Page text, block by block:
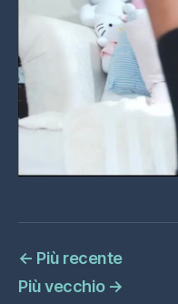
← Più recente
Più vecchio →